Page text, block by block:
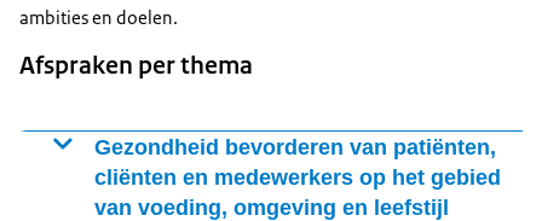
ambities en doelen.
Afspraken per thema
Gezondheid bevorderen van patiënten,
cliënten en medewerkers op het gebied
van voeding, omgeving en leefstijl